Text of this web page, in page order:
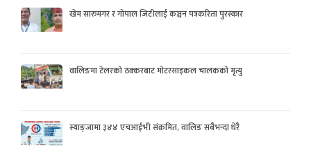
खेम सारुमगर र गोपाल जिटीलाई कञ्चन पत्रकरिता पुरस्कार
वालिङमा टेलरको ठक्करबाट मोटरसाइकल चालकको मृत्यु
स्याङ्जामा ३४४ एचआईभी संक्रमित, वालिङ सबैभन्दा धेरै